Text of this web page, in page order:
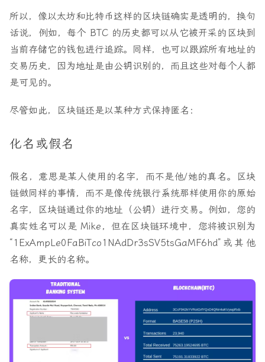
所以，像以太坊和比特币这样的区块链确实是透明的，换句
话说，例如，每个 BTC 的历史都可以从它被开采的区块到
当前存储它的钱包进行追踪。同样，也可以跟踪所有地址的
交易历史，因为地址是由公钥识别的，而且这些对每个人都
是可见的。
尽管如此，区块链还是以某种方式保持匿名：
化名或假名
假名，意思是某人使用的名字，而不是他/她的真名。区块
链做同样的事情，而不是像传统银行系统那样使用你的原始
名字，区块链通过你的地址（公钥）进行交易。例如，您的
真实姓名可以是 Mike，但在区块链环境中，您将被识别为
“1ExAmpLe0FaBiTco1NAdDr3sSV5tsGaMF6hd”或其他
名称，更长的名称。